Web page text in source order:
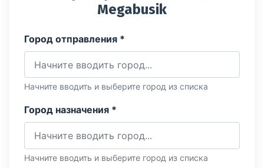
Megabusik
Город отправления *
Начните вводить и выберите город из списка
Город назначения *
Начните вводить и выберите город из списка